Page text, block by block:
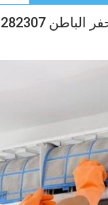
0511282307